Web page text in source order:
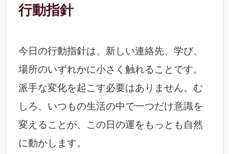
行動指針
今日の行動指針は、新しい連絡先、学び、
場所のいずれかに小さく触れることです。
派手な変化を起こす必要はありません。む
しろ、いつもの生活の中で一つだけ意識を
変えることが、この日の運をもっとも自然
に動かします。